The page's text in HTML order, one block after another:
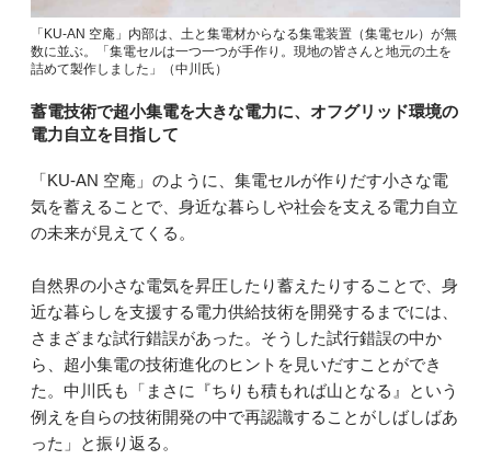
「KU-AN 空庵」内部は、土と集電材からなる集電装置（集電セル）が無
数に並ぶ。「集電セルは一つ一つが手作り。現地の皆さんと地元の土を
詰めて製作しました」（中川氏）
蓄電技術で超小集電を大きな電力に、オフグリッド環境の
電力自立を目指して
「KU-AN 空庵」のように、集電セルが作りだす小さな電
気を蓄えることで、身近な暮らしや社会を支える電力自立
の未来が見えてくる。
自然界の小さな電気を昇圧したり蓄えたりすることで、身
近な暮らしを支援する電力供給技術を開発するまでには、
さまざまな試行錯誤があった。そうした試行錯誤の中か
ら、超小集電の技術進化のヒントを見いだすことができ
た。中川氏も「まさに『ちりも積もれば山となる』という
例えを自らの技術開発の中で再認識することがしばしばあ
った」と振り返る。